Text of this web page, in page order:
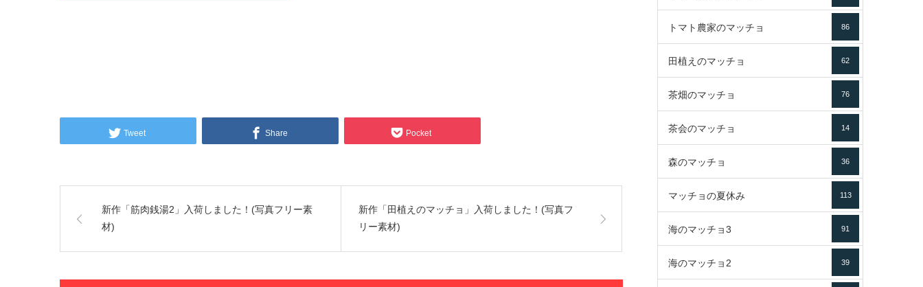
Tweet Share Pocket
新作「筋肉銭湯2」入荷しました！(写真フリー素
材)
新作「田植えのマッチョ」入荷しました！(写真フ
リー素材)
トマト農家のマッチョ 86
田植えのマッチョ 62
茶畑のマッチョ 76
茶会のマッチョ 14
森のマッチョ 36
マッチョの夏休み 113
海のマッチョ3 91
海のマッチョ2 39